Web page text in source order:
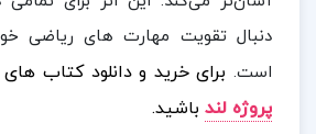
دنبال تقویت مهارت‌ های ریاضی
است. برای خرید و دانلود کتاب
پروژه لند باشید.